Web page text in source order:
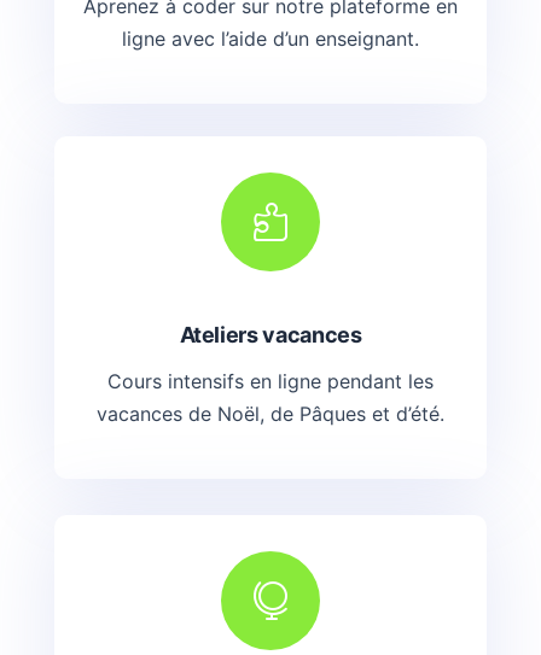
Aprenez à coder sur notre plateforme en
ligne avec l’aide d’un enseignant.

Ateliers vacances
Cours intensifs en ligne pendant les
vacances de Noël, de Pâques et d’été.
